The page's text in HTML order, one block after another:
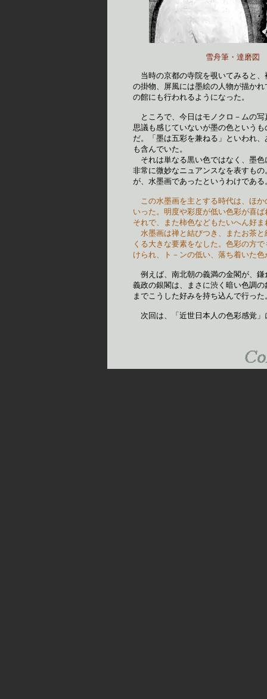
雪舟筆・達磨図
当時の京都の寺院を覗いてみると
の掛物、屏風には墨絵の人物が描か
の館にも行われるようになった。
ところで、今日はモノクロ－ムの
思議も感じていないが墨の色という
だ。「墨は五彩を兼ねる」といわれ
も含ん
それは単なる黒い色ではなく、墨
非常に微妙なニュアンスなを表すも
が、水墨画であったというわけである
この水墨画を主とする時代は、ほ
いった。明度や彩度が低い色彩が喜
それで、また柿色などもたいへん好
水墨画は禅と結びつき、またお茶
くる大きな要素をなした。色彩の方
けられ、ト－ンの低い、落ち着いた
例えば、南北朝の義満の金閣が、
義政の銀閣は、まさに渋く暗い色調
までこうした好みを持ち込んで行った
次回は、「近世日本人の色彩感覚